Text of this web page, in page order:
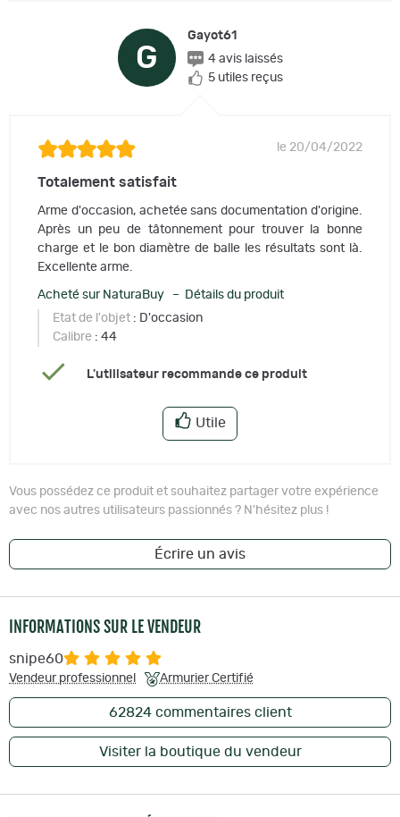
G
Gayot61
4 avis laissés
5 utiles reçus
le 20/04/2022
Totalement satisfait
Arme d'occasion, achetée sans documentation d'origine.
Après un peu de tâtonnement pour trouver la bonne
charge et le bon diamètre de balle les résultats sont là.
Excellente arme.
Acheté sur NaturaBuy – Détails du produit
Etat de l'objet : D'occasion
Calibre : 44
L'utilisateur recommande ce produit
Utile
Vous possédez ce produit et souhaitez partager votre expérience
avec nos autres utilisateurs passionnés ? N'hésitez plus !
Écrire un avis
INFORMATIONS SUR LE VENDEUR
snipe60
Vendeur professionnel Armurier Certifié
62824commentaires client
Visiter la boutique du vendeur